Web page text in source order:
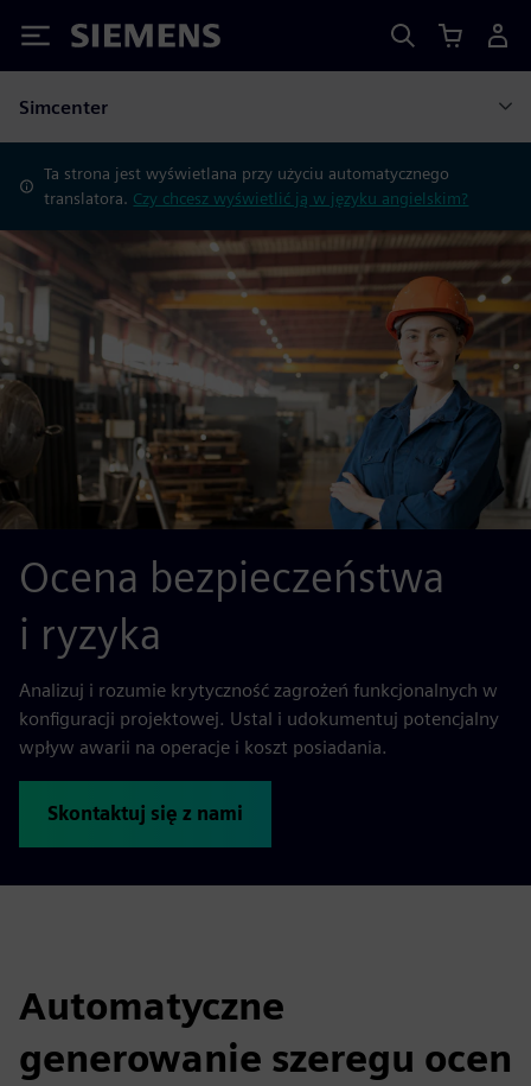
Siemens
Simcenter
Ta strona jest wyświetlana przy użyciu automatycznego
translatora. Czy chcesz wyświetlić ją w języku angielskim?
Ocena bezpieczeństwa
i ryzyka
Analizuj i rozumie krytyczność zagrożeń funkcjonalnych w
konfiguracji projektowej. Ustal i udokumentuj potencjalny
wpływ awarii na operacje i koszt posiadania.
Skontaktuj się z nami
Automatyczne
generowanie szeregu ocen